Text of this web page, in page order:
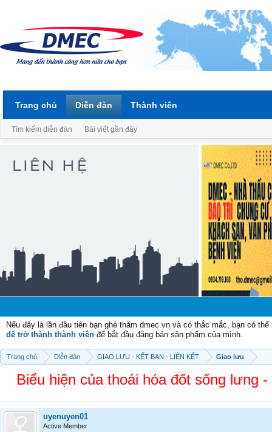
Nếu đây là lần đầu tiên bạn ghé thăm dmec.vn và có thắc mắc, bạn có
để trở thành thành viên để bắt đầu đăng bán sản phẩm của mình.
Trang chủ Diễn đàn GIAO LƯU - KẾT BẠN - LIÊN KẾT Giao lưu
Biểu hiện của thoái hóa đốt sống lưng
uyenuyen01
Active Member
Trang chủ Diễn đàn
Tìm kiếm diễn đàn Bài viết gần đây
Thành viên